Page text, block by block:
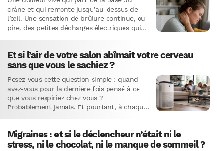
crâne et qui remonte jusqu’au-dessus de
l’œil. Une sensation de brûlure continue, ou
pire, des petites décharges électriques qui
Et si l’air de votre salon abîmait votre cerveau
sans que vous le sachiez ?
Posez-vous cette question simple : quand
avez-vous pour la dernière fois pensé à ce
que vous respiriez chez vous ?
Probablement jamais. Et pourtant, à chaque
Migraines : et si le déclencheur n’était ni le
stress, ni le chocolat, ni le manque de sommeil ?